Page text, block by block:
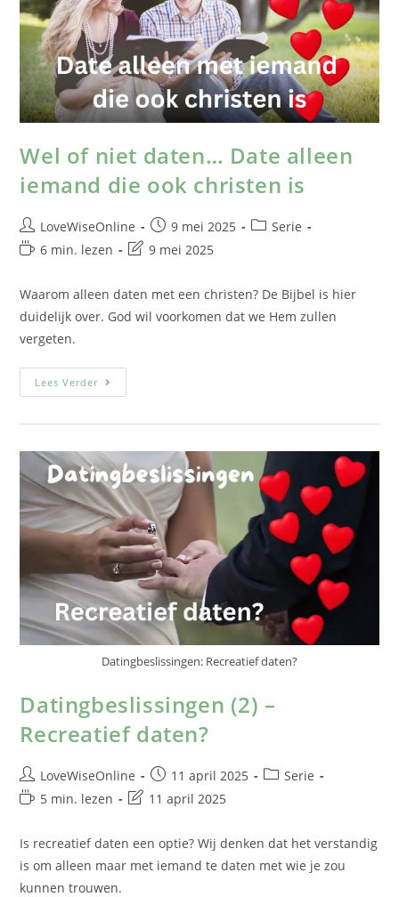
Wel of niet daten… Date alleen
iemand die ook christen is
LoveWiseOnline 9 mei 2025
Serie
6 min. lezen
9 mei 2025
Waarom alleen daten met een christen? De Bijbel is hier
duidelijk over. God wil voorkomen dat we Hem zullen
vergeten.
Lees Verder
Datingbeslissingen: Recreatief daten?
Datingbeslissingen (2) –
Recreatief daten?
LoveWiseOnline 11 april 2025
Serie
5 min. lezen
11 april 2025
Is recreatief daten een optie? Wij denken dat het verstandig
is om alleen maar met iemand te daten met wie je zou
kunnen trouwen.